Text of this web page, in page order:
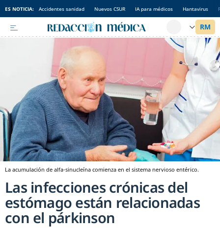
ES NOTICIA: Accidentes sanidad Nuevos CSUR IA para médicos Hantavirus
La acumulación de alfa-sinucleína comienza en el sistema nervioso entérico.
Las infecciones crónicas del
estómago están relacionadas
con el párkinson